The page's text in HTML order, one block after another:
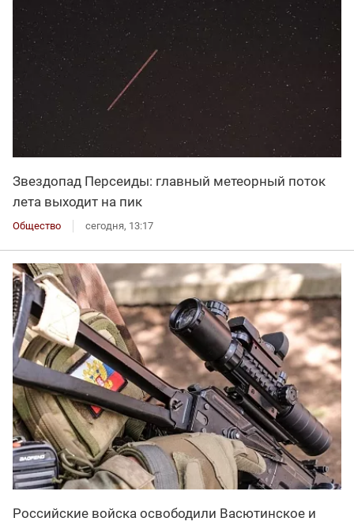
Звездопад Персеиды: главный метеорный поток
лета выходит на пик
Общество сегодня, 13:17
Российские войска освободили Васютинское и